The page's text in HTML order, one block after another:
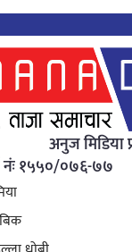
अनुज मिडिया
नंः १५५०/०७६-७७